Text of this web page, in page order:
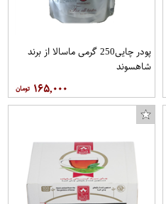
پودر چایی250 گرمی ماسالا از برند
شاهسوند
۱۶۵,۰۰۰